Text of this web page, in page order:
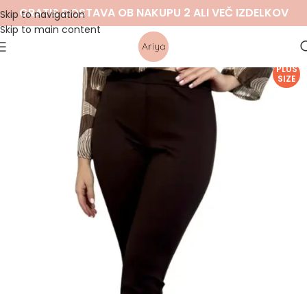
Skip to navigation
Skip to main content
GRATIS DOSTAVA OB NAKUPU 2 ALI VEČ IZDELKOV
PLUS
SIZE